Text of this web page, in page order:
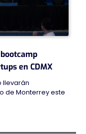
en CDMX
llevarán
de Monterrey este